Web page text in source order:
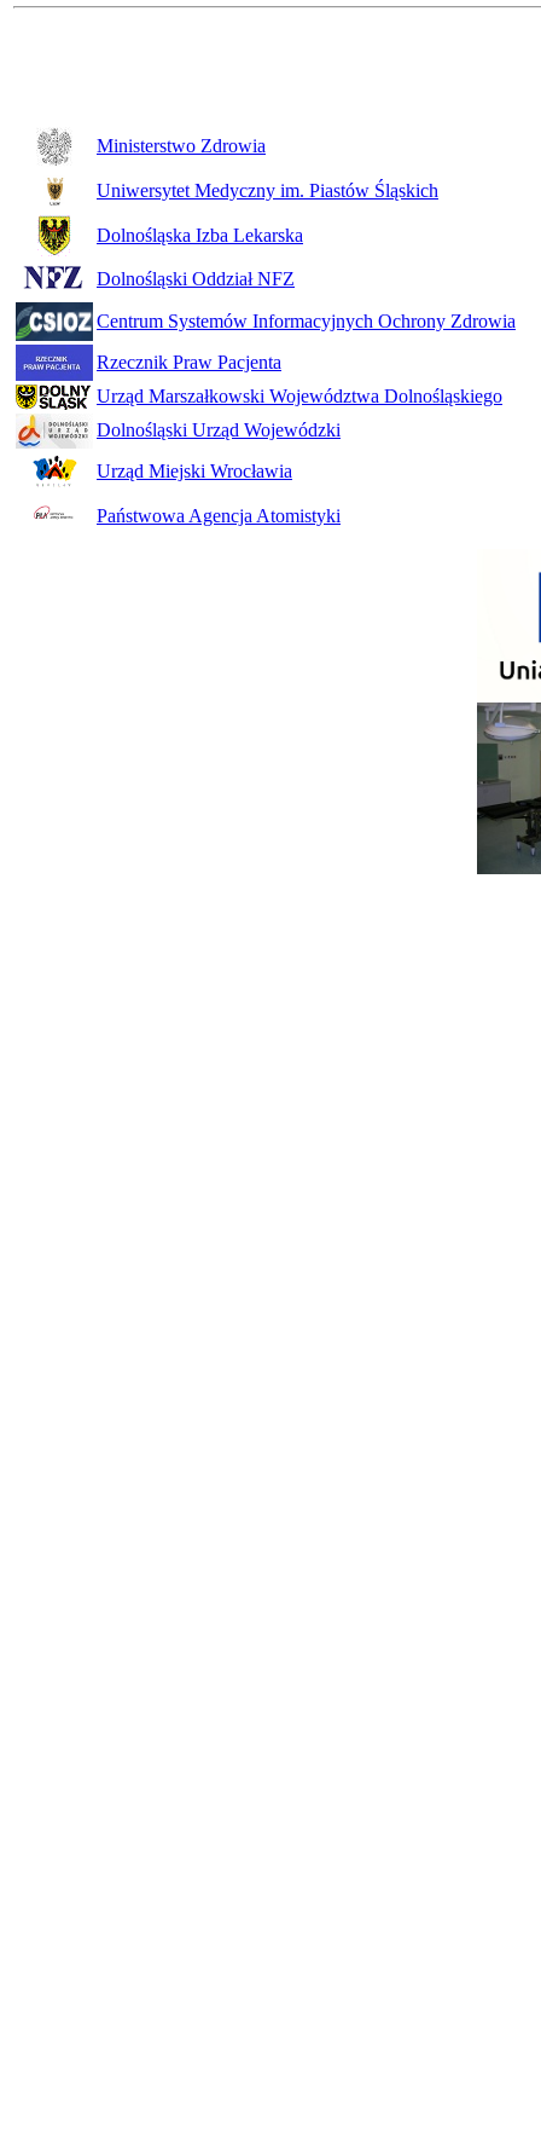
Ministerstwo Zdrowia
Uniwersytet Medyczny im. Piastów Śląskich
Dolnośląska Izba Lekarska
Dolnośląski Oddział NFZ
Centrum Systemów Informacyjnych Ochrony Zdrowia
Rzecznik Praw Pacjenta
Urząd Marszałkowski Województwa Dolnośląskiego
Dolnośląski Urząd Wojewódzki
Urząd Miejski Wrocławia
Państwowa Agencja Atomistyki